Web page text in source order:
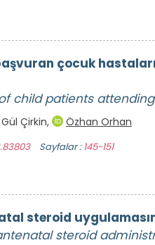
çocuk
child patients
Gül Çirkin, Özhan Orhan
Sayfalar :145-151
steroid
steroid